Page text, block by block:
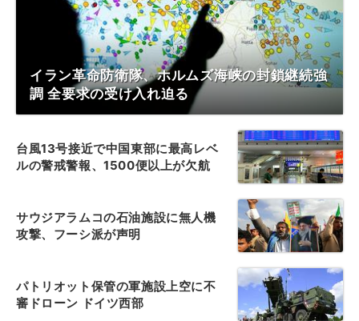
イラン革命防衛隊、ホルムズ海峡の封鎖継続強
調 全要求の受け入れ迫る
台風13号接近で中国東部に最高レベ
ルの警戒警報、1500便以上が欠航
サウジアラムコの石油施設に無人機
攻撃、フーシ派が声明
パトリオット保管の軍施設上空に不
審ドローン ドイツ西部